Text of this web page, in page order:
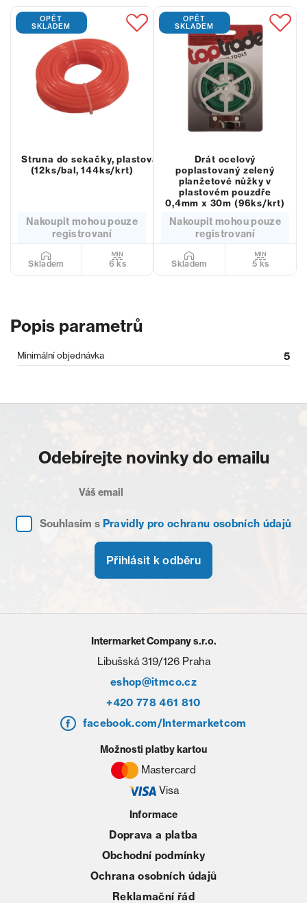
OPĚT
SKLADEM
Struna do sekačky, plastová, průřez kulatý, 3mmx15m
(12ks/bal, 144ks/krt)
Nakoupit mohou pouze
registrovaní
Skladem 6 ks
OPĚT
SKLADEM
Drát ocelový
poplastovaný zelený
planžetové nůžky v
plastovém pouzdře
0,4mm x 30m (96ks/krt)
Nakoupit mohou pouze
registrovaní
Skladem 5 ks
Popis parametrů
Minimální objednávka 5
Odebírejte novinky do emailu
Souhlasím s Pravidly pro ochranu osobních údajů
Přihlásit k odběru
Intermarket Company s.r.o.
Libušská 319/126 Praha
eshop@itmco.cz
+420 778 461 810
facebook.com/Intermarketcom
Informace
Doprava a platba
Obchodní podmínky
Ochrana osobních údajů
Reklamační řád
Možnosti platby kartou
Mastercard
Visa